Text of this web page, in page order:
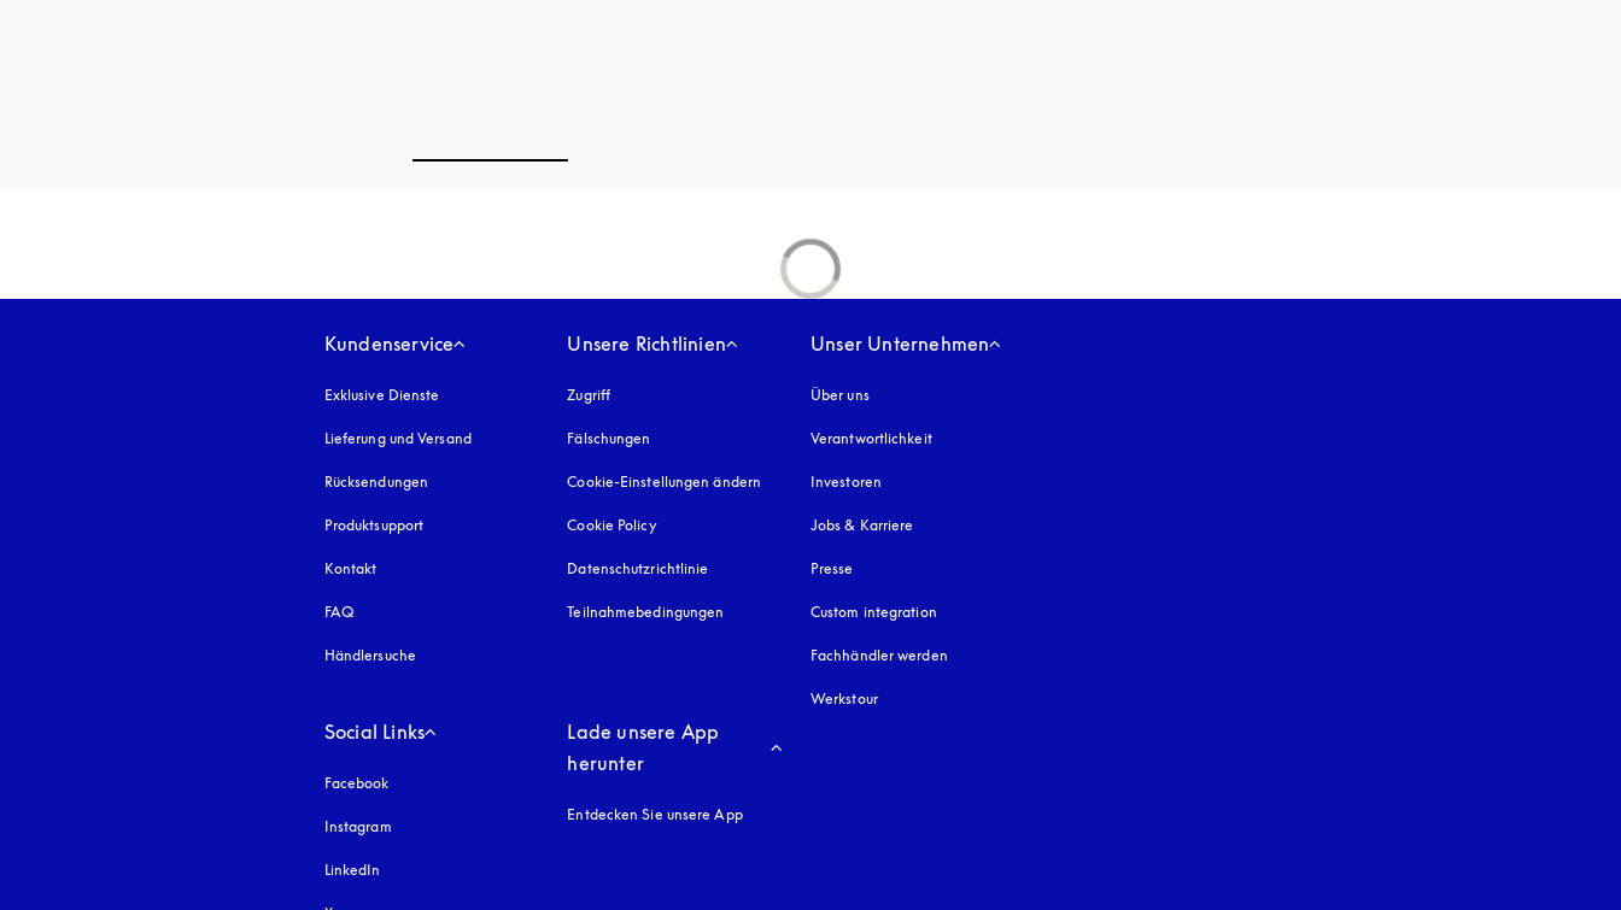
Kundenservice
Exklusive Dienste
Lieferung und Versand
Rücksendungen
Produktsupport
Kontakt
FAQ
Händlersuche
Unsere Richtlinien
Zugriff öffnet sich in einem neuen Tab
Fälschungen öffnet sich in einem neuen Tab
Cookie-Einstellungen ändern
Cookie Policyöffnet sich in einem neuen Tab
Datenschutzrichtlinie öffnet sich in einem neuen Tab
Teilnahmebedingungen
Unser Unternehmen
Über uns
Verantwortlichkeit
Investoren
Jobs & Karriere
Presse
Custom integration
Fachhändler werden
Werkstour
Social Links
Facebook
Instagram
LinkedIn
Lade unsere App
herunter
Entdecken Sie unsere App